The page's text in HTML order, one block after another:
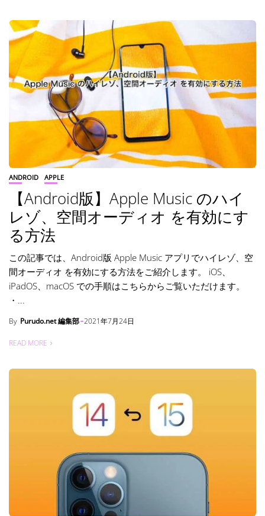
ANDROID APPLE
【Android版】Apple Music のハイ
レゾ、空間オーディオ を有効にす
る方法
この記事では、Android版 Apple Music アプリでハイレゾ、空
間オーディオ を有効にする方法をご紹介します。 iOS、
iPadOS、macOS での手順はこちらからご覧いただけます。
・...
By Purudo.net 編集部 2021年7月24日
READ MORE